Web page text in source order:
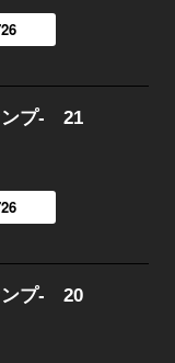
ンプ- 21
ンプ- 20